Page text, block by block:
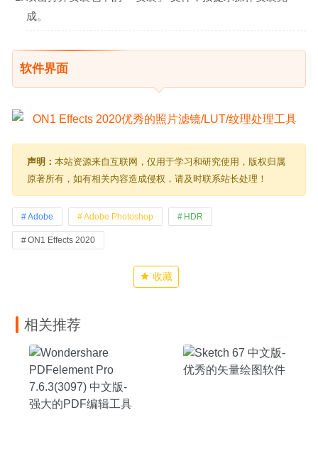
成。
软件界面
声明： 本站资源来自互联网，仅用于学习和研究使用，版权归属
原著所有，如有相关内容造成侵权，请及时联系站长处理！
Adobe Adobe Photoshop HDR
ON1 Effects 2020
收藏
相关推荐